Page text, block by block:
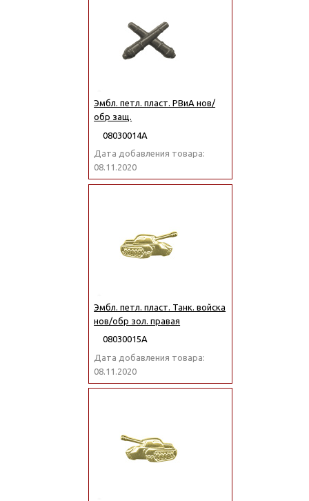
Эмбл. петл. пласт. РВиА нов/
обр защ.
08030014А
Дата добавления товара:
08.11.2020
Эмбл. петл. пласт. Танк. войска
нов/обр зол. правая
08030015А
Дата добавления товара:
08.11.2020